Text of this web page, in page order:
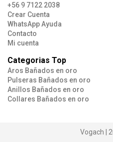
+56 9 7122 2038
Crear Cuenta
WhatsApp Ayuda
Contacto
Mi cuenta
Categorias Top
Aros Bañados en oro
Pulseras Bañados en oro
Anillos Bañados en oro
Collares Bañados en oro
Vogach |